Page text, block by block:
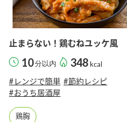
止まらない！鶏むねユッケ風
10分以内 348 kcal
#レンジで簡単 #節約レシピ
#おうち居酒屋
鶏胸